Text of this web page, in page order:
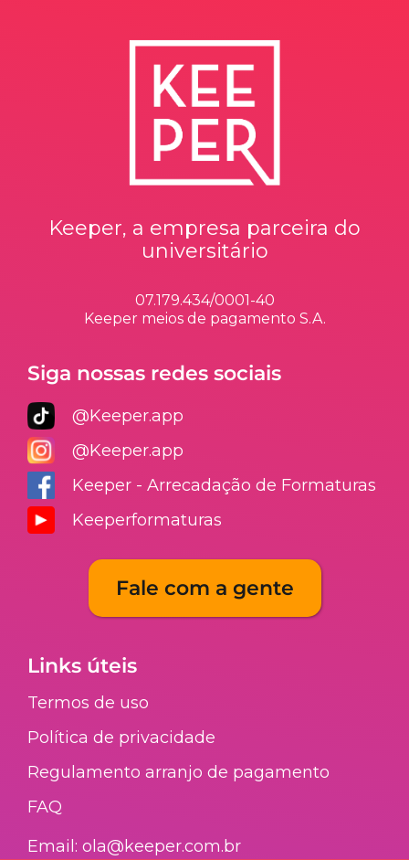
Keeper, a empresa parceira do
universitário
07.179.434/0001-40
Keeper meios de pagamento S.A.
Siga nossas redes sociais
@Keeper.app
@Keeper.app
Keeper - Arrecadação de Formaturas
Keeperformaturas
Fale com a gente
Links úteis
Termos de uso
Política de privacidade
Regulamento arranjo de pagamento​
FAQ​
Email: ola@keeper.com.br